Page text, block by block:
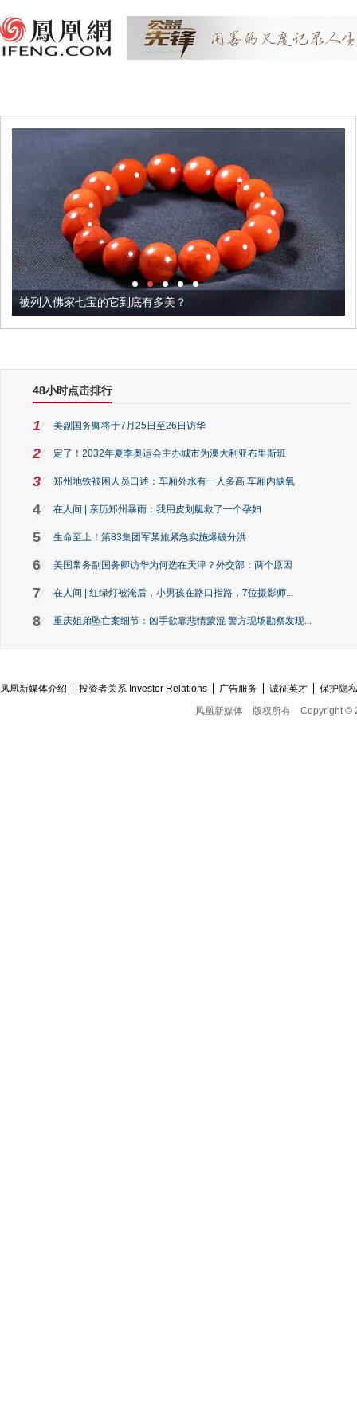
被列入佛家七宝的它到底有多美？
48小时点击排行
1 美副国务卿将于7月25日至26日访华
2 定了！2032年夏季奥运会主办城市为澳大利亚布里斯班
3 郑州地铁被困人员口述：车厢外水有一人多高 车厢内缺氧
4 在人间 | 亲历郑州暴雨：我用皮划艇救了一个孕妇
5 生命至上！第83集团军某旅紧急实施爆破分洪
6 美国常务副国务卿访华为何选在天津？外交部：两个原因
7 在人间 | 红绿灯被淹后，小男孩在路口指路，7位摄影师...
8 重庆姐弟坠亡案细节：凶手欲靠悲情蒙混 警方现场勘察发现...
凤凰新媒体介绍 投资者关系 Investor Relations 广告服务 诚征英才
保护隐
凤凰新媒体
版权所有 Copyright ©